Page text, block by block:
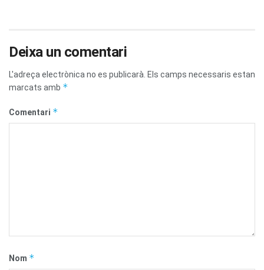
Deixa un comentari
L'adreça electrònica no es publicarà. Els camps necessaris estan
marcats amb *
Comentari *
Nom *